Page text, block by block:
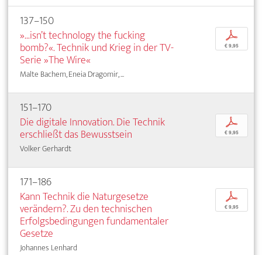
137–150
»...isn’t technology the fucking
bomb?«. Technik und Krieg in der TV-
Serie »The Wire«
Malte Bachem, Eneia Dragomir, ...
p
€ 9,95
151–170
Die digitale Innovation. Die Technik
erschließt das Bewusstsein
Volker Gerhardt
p
€ 9,95
171–186
Kann Technik die Naturgesetze
verändern?. Zu den technischen
Erfolgsbedingungen fundamentaler
Gesetze
Johannes Lenhard
p
€ 9,95